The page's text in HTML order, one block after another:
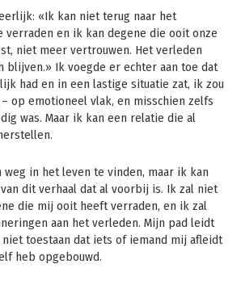
«Ik kan niet terug naar het
verraden en ik kan degene die ooit onze
niet meer vertrouwen. Het verleden
blijven.» Ik voegde er echter aan toe dat
had en in een lastige situatie zat, ik zou
op emotioneel vlak, en misschien zelfs
was. Maar ik kan een relatie die al
in het leven te vinden, maar ik kan
dit verhaal dat al voorbij is. Ik zal niet
die mij ooit heeft verraden, en ik zal
aan het verleden. Mijn pad leidt
toestaan ​​dat iets of iemand mij afleidt
heb opgebouwd.